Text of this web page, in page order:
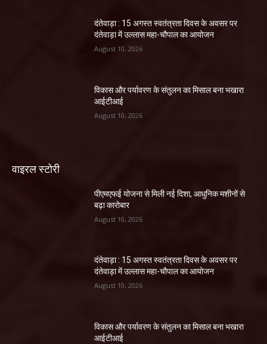
दंतेवाड़ा : 15 अगस्त स्वतंत्रता दिवस के अवसर पर
दंतेवाड़ा में उल्लास महा-चौपाल का आयोजन
August 10, 2026
विकास और पर्यावरण के संतुलन का मिसाल बना भखारा
आईटीआई
August 10, 2026
वाइरल स्टोरी
पीएमएफई योजना से मिली नई दिशा, आधुनिक मशीनों से
बढ़ा कारोबार
August 10, 2026
दंतेवाड़ा : 15 अगस्त स्वतंत्रता दिवस के अवसर पर
दंतेवाड़ा में उल्लास महा-चौपाल का आयोजन
August 10, 2026
विकास और पर्यावरण के संतुलन का मिसाल बना भखारा
आईटीआई